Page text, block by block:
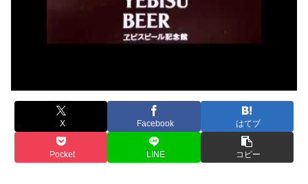
X Facebook はてブ
Pocket LINE コピー